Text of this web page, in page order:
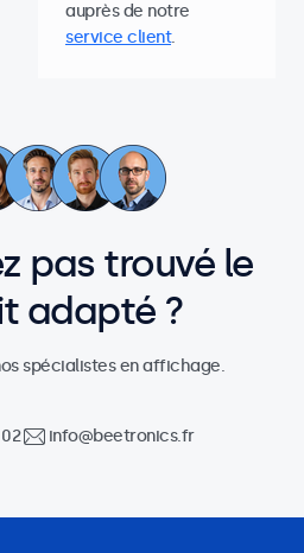
auprès de notre
service client.
pas trouvé le
adapté ?
spécialistes en affichage.
info@beetronics.fr